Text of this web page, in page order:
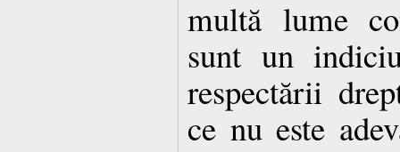
multă lume
sunt un
respectării
ce nu este